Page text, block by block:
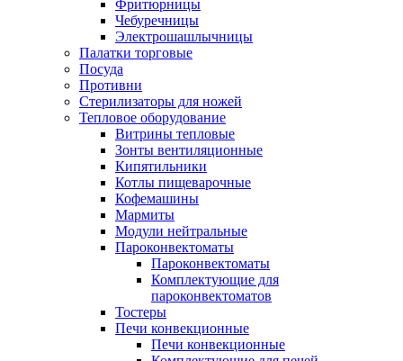
Фритюрницы
Чебуречницы
Электрошашлычницы
Палатки торговые
Посуда
Противни
Стерилизаторы для ножей
Тепловое оборудование
Витрины тепловые
Зонты вентиляционные
Кипятильники
Котлы пищеварочные
Кофемашины
Мармиты
Модули нейтральные
Пароконвектоматы
Пароконвектоматы
Комплектующие для
пароконвектоматов
Тостеры
Печи конвекционные
Печи конвекционные